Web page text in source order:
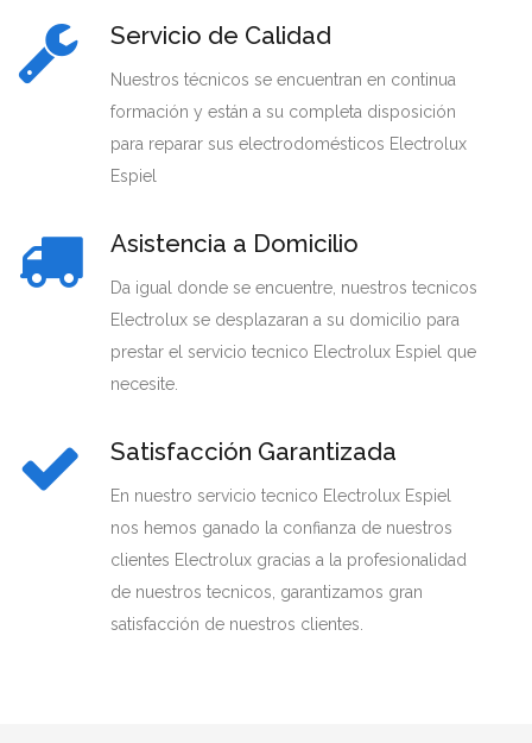
Servicio de Calidad
Nuestros técnicos se encuentran en continua
formación y están a su completa disposición
para reparar sus electrodomésticos Electrolux
Espiel
Asistencia a Domicilio
Da igual donde se encuentre, nuestros tecnicos
Electrolux se desplazaran a su domicilio para
prestar el servicio tecnico Electrolux Espiel que
necesite.
Satisfacción Garantizada
En nuestro servicio tecnico Electrolux Espiel
nos hemos ganado la confianza de nuestros
clientes Electrolux gracias a la profesionalidad
de nuestros tecnicos, garantizamos gran
satisfacción de nuestros clientes.